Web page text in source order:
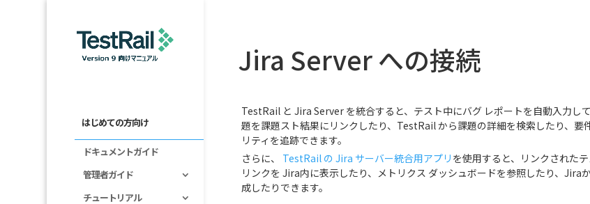
はじめての方向け
ドキュメントガイド
管理者ガイド
チュートリアル
Jira Server への接続
TestRail と Jira Server を統合すると、テスト中にバグ レポートを自動入力し
題を課題スト結果にリンクしたり、TestRail から課題の詳細を検索したり、要
リティを追跡できます。
さらに、 TestRail の Jira サーバー統合用アプリ を使用すると、リンクされた
リンクを Jira内に表示したり、メトリクス ダッシュボードを参照したり、Jira
成したりできます。